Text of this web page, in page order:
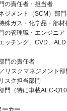
の責任者・担当者
ジメント（SCM）部
殊ガス・化学品・部
の管理職・エンジニア
ッチング、CVD、
門の責任者
リスクマネジメント
スク担当部門
門（特に車載AEC-